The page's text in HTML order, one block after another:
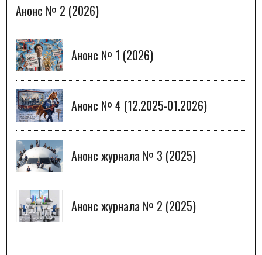
Анонс № 2 (2026)
Анонс № 1 (2026)
Анонс № 4 (12.2025-01.2026)
Анонс журнала № 3 (2025)
Анонс журнала № 2 (2025)